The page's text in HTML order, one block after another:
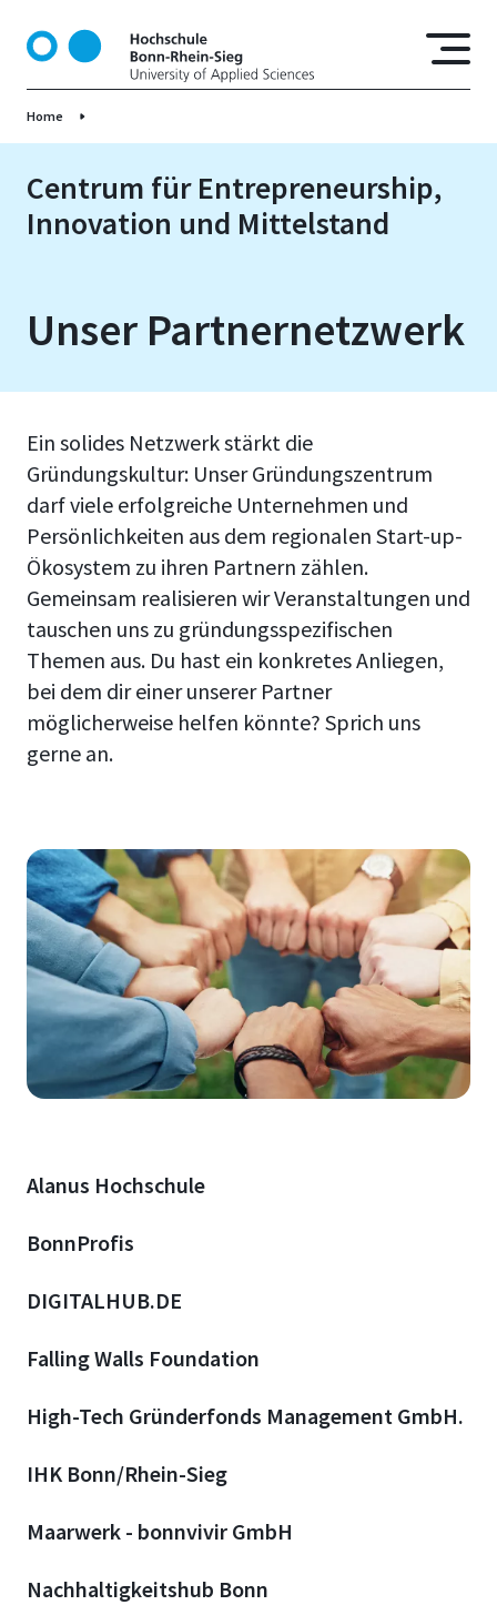
t
t
Home
Centrum für Entrepreneurship,
Innovation und Mittelstand
Unser Partnernetzwerk
Ein solides Netzwerk stärkt die
Gründungskultur: Unser Gründungszentrum
darf viele erfolgreiche Unternehmen und
Persönlichkeiten aus dem regionalen Start-up-
Ökosystem zu ihren Partnern zählen.
Gemeinsam realisieren wir Veranstaltungen und
tauschen uns zu gründungsspezifischen
Themen aus. Du hast ein konkretes Anliegen,
bei dem dir einer unserer Partner
möglicherweise helfen könnte? Sprich uns
gerne an.
Alanus Hochschule
BonnProfis
DIGITALHUB.DE
Falling Walls Foundation
High-Tech Gründerfonds Management GmbH.
IHK Bonn/Rhein-Sieg
Maarwerk - bonnvivir GmbH
Nachhaltigkeitshub Bonn